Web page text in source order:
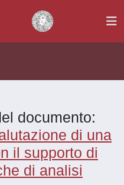
documento:
di una
il supporto di
di analisi